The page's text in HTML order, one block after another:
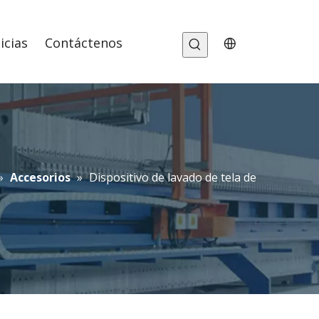
Contáctenos
Accesorios » Dispositivo de lavado de tela de